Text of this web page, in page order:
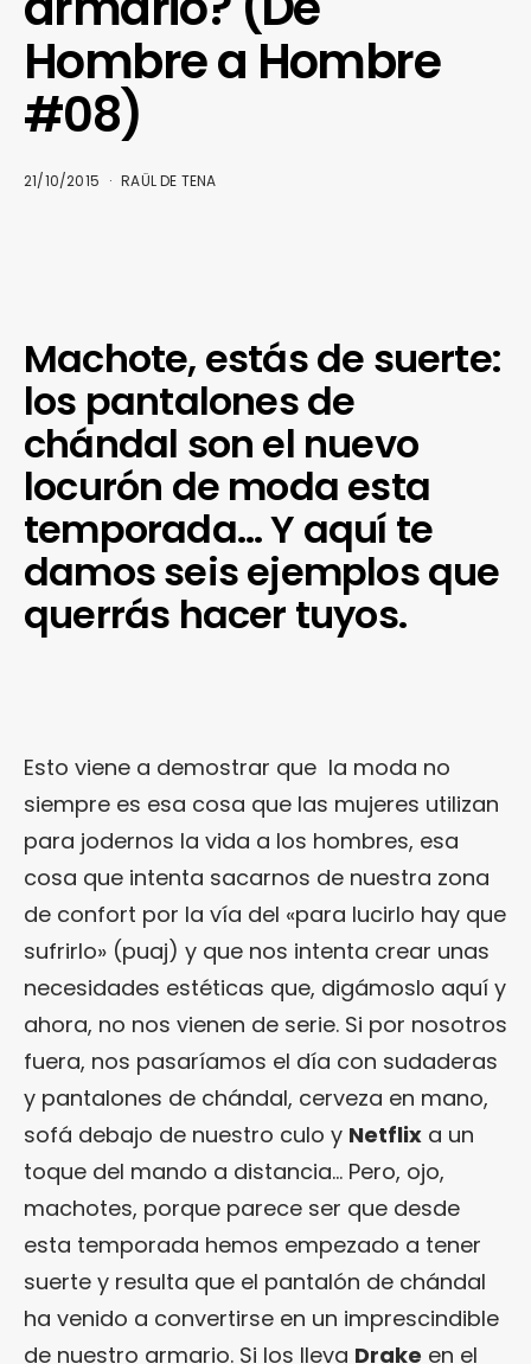
Hombre a Hombre
#08)
21/10/2015 RAÜL DE TENA
Machote, estás de suerte:
los pantalones de
chándal son el nuevo
locurón de moda esta
temporada… Y aquí te
damos seis ejemplos que
querrás hacer tuyos.
Esto viene a demostrar que la moda no
siempre es esa cosa que las mujeres utilizan
para jodernos la vida a los hombres, esa
cosa que intenta sacarnos de nuestra zona
de confort por la vía del «para lucirlo hay que
sufrirlo» (puaj) y que nos intenta crear unas
necesidades estéticas que, digámoslo aquí y
ahora, no nos vienen de serie. Si por nosotros
fuera, nos pasaríamos el día con sudaderas
y pantalones de chándal, cerveza en mano,
sofá debajo de nuestro culo y Netflix a un
toque del mando a distancia… Pero, ojo,
machotes, porque parece ser que desde
esta temporada hemos empezado a tener
suerte y resulta que el pantalón de chándal
ha venido a convertirse en un imprescindible
de nuestro armario. Si los lleva Drake en el